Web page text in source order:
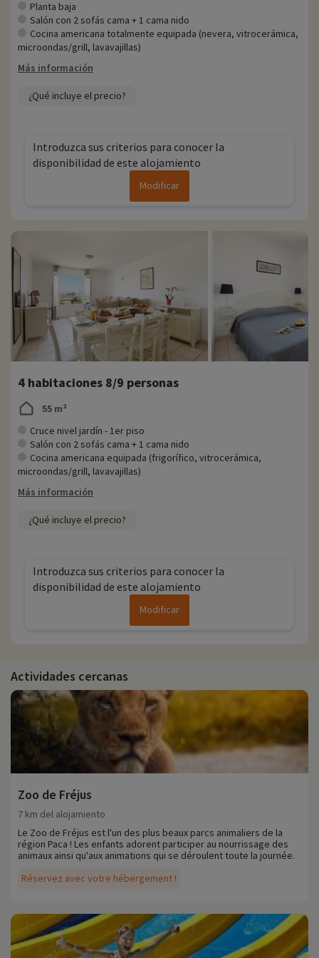
Planta baja
Salón con 2 sofás cama + 1 cama nido
Cocina americana totalmente equipada (nevera, vitrocerámica,
microondas/grill, lavavajillas)
Más información
¿Qué incluye el precio?
Introduzca sus criterios para conocer la
disponibilidad de este alojamiento
Modificar
4 habitaciones 8/9 personas
55 m²
Cruce nivel jardín - 1er piso
Salón con 2 sofás cama + 1 cama nido
Cocina americana equipada (frigorífico, vitrocerámica,
microondas/grill, lavavajillas)
Más información
¿Qué incluye el precio?
Introduzca sus criterios para conocer la
disponibilidad de este alojamiento
Modificar
Actividades cercanas
Zoo de Fréjus
Réservez avec votre hébergement !
7 km del alojamiento
Le Zoo de Fréjus est l'un des plus beaux parcs animaliers de la
région Paca ! Les enfants adorent participer au nourrissage des
animaux ainsi qu'aux animations qui se déroulent toute la journée.